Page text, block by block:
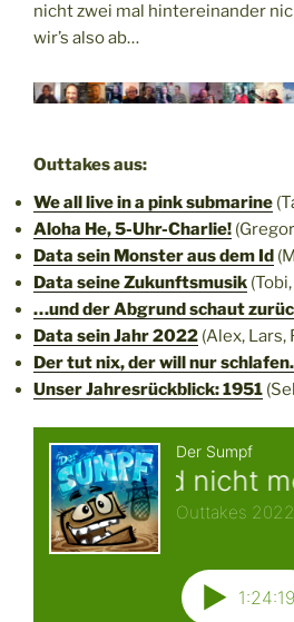
nicht zwei mal hintereinander
wir’s also ab…
Outtakes aus:
We all live in a pink submarine
Aloha He, 5-Uhr-Charlie!
Data sein Monster aus dem Id
Data seine Zukunftsmusik
…und der Abgrund schaut
Data sein Jahr 2022 (Alex, Lars,
Der tut nix, der will nur schlafen.
Unser Jahresrückblick: 1951